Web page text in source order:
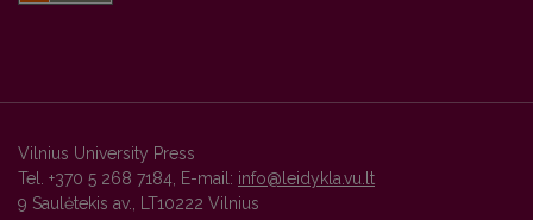
Vilnius University Press
Tel. +370 5 268 7184, E-mail: info@leidykla.vu.lt
9 Saulėtekis av., LT10222 Vilnius